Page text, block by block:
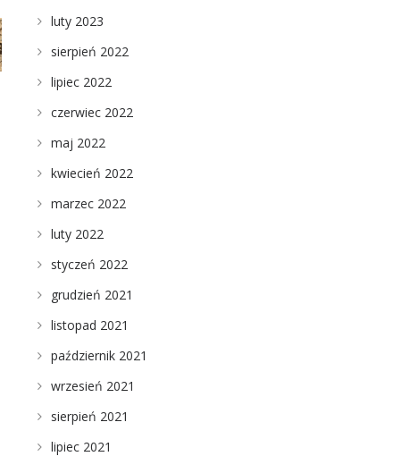
luty 2023
sierpień 2022
lipiec 2022
czerwiec 2022
maj 2022
kwiecień 2022
marzec 2022
luty 2022
styczeń 2022
grudzień 2021
listopad 2021
październik 2021
wrzesień 2021
sierpień 2021
lipiec 2021